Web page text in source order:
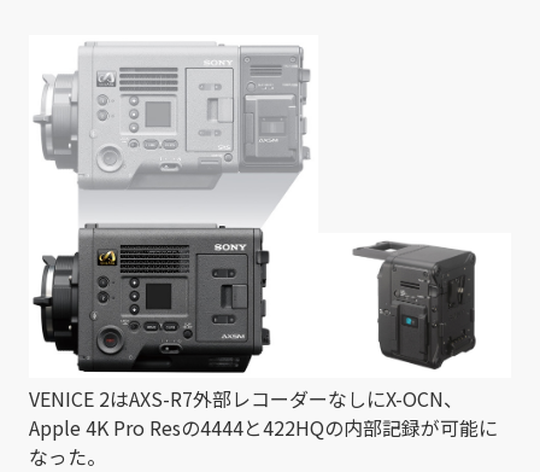
VENICE 2はAXS-R7外部レコーダーなしにX-OCN、
Apple 4K Pro Resの4444と422HQの内部記録が可能に
なった。